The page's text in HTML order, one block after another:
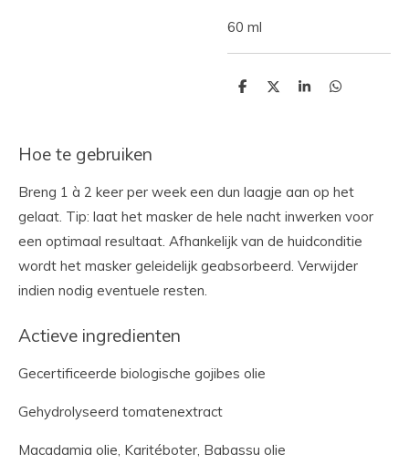
60 ml
D
D
S
D
Hoe te gebruiken
Breng 1 à 2 keer per week een dun laagje aan op het
gelaat. Tip: laat het masker de hele nacht inwerken voor
een optimaal resultaat. Afhankelijk van de huidconditie
wordt het masker geleidelijk geabsorbeerd. Verwijder
indien nodig eventuele resten.
Actieve ingredienten
Gecertificeerde biologische gojibes olie
Gehydrolyseerd tomatenextract
Macadamia olie, Karitéboter, Babassu olie